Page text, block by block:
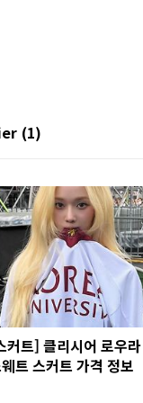
(1)
커트] 클리시어 로우라
트 스커트 가격 정보